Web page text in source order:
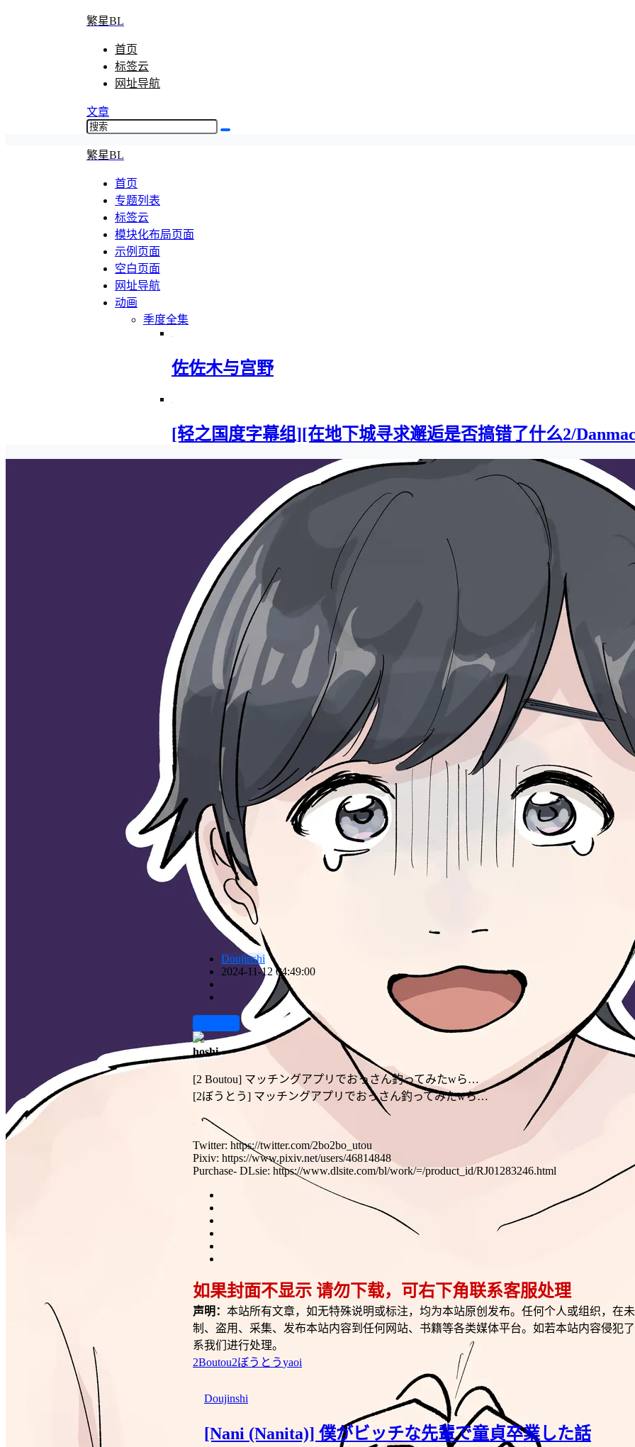
繁星BL
首页
标签云
网址导航
文章
繁星BL
首页
专题列表
标签云
模块化布局页面
示例页面
空白页面
网址导航
动画
季度全集
佐佐木与宫野
[轻之国度字幕组][在地下城寻求邂逅是否搞错了什么2/
Doujinshi
2024-11-12 04:49:00
hoshi
[2 Boutou] マッチングアプリでおっさん釣ってみたwら…
[2ぼうとう] マッチングアプリでおっさん釣ってみたwら…
Twitter: https://twitter.com/2bo2bo_utou
Pixiv: https://www.pixiv.net/users/46814848
Purchase- DLsie: https://www.dlsite.com/bl/work/=/product_id/RJ01283246.html
如果封面不显示 请勿下载，可右下角联系客服处理
声明： 本站所有文章，如无特殊说明或标注，均为本站原创发布。任何个人或组织，在
制、盗用、采集、发布本站内容到任何网站、书籍等各类媒体平台。如若本站内容侵犯
系我们进行处理。
2Boutou2ぼうとうyaoi
Doujinshi
[Nani (Nanita)] 僕がビッチな先輩で童貞卒業した話